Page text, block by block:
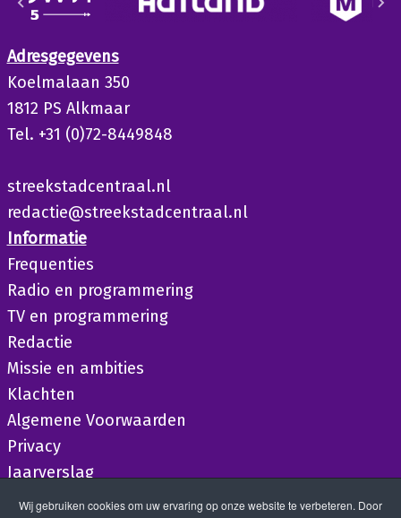
Adresgegevens
Koelmalaan 350
1812 PS Alkmaar
Tel. +31 (0)72-8449848
streekstadcentraal.nl
redactie@streekstadcentraal.nl
Informatie
Frequenties
Radio en programmering
TV en programmering
Redactie
Missie en ambities
Klachten
Algemene Voorwaarden
Privacy
Jaarverslag
Wij gebruiken cookies om uw ervaring op onze website te verbeteren. Door